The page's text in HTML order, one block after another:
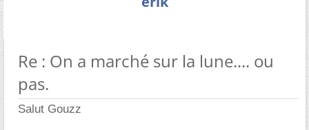
Re : On a marché sur la lune.... ou
pas.
Salut Gouzz